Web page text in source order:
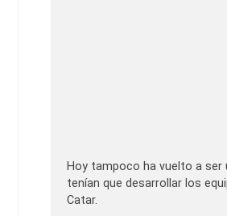
Hoy tampoco ha vuelto a ser
tenían que desarrollar los
Catar.